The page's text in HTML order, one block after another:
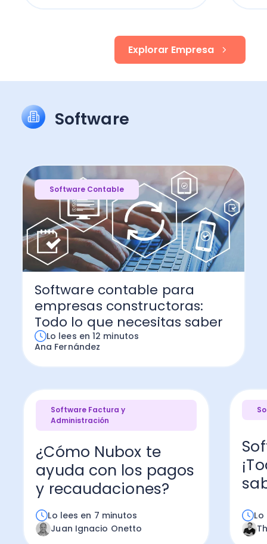
Explorar Empresa
Software
Software Contable
Software contable para
empresas constructoras:
Todo lo que necesitas saber
Lo lees en 12 minutos
Ana Fernández
Software Factura y
Administración
¿Cómo Nubox te
ayuda con los pagos
y recaudaciones?
Lo lees en 7 minutos
Juan Ignacio Onetto